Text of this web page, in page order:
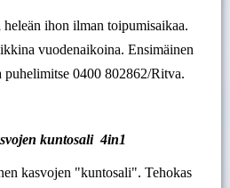
ihon ilman toipumisaikaa.
vuodenaikoina. Ensimäinen
puhelimitse 0400 802862/Ritva.
kuntosali 4in1
kasvojen "kuntosali". Tehokas